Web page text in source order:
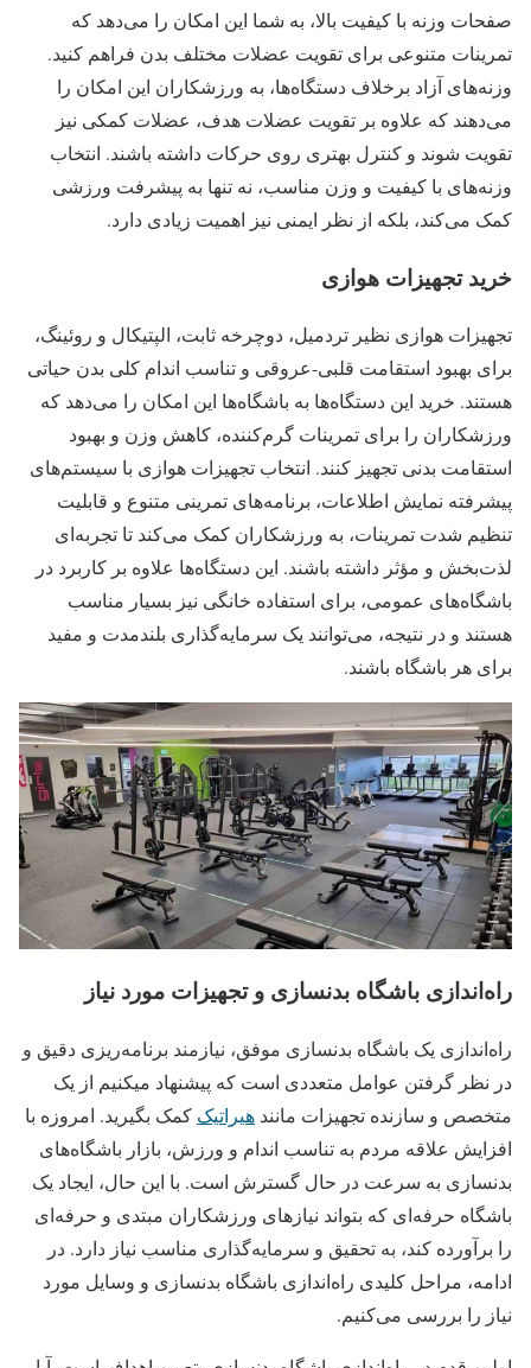
صفحات وزنه با کیفیت بالا، به شما این امکان را می‌دهد که
تمرینات متنوعی برای تقویت عضلات مختلف بدن فراهم کنید.
وزنه‌های آزاد برخلاف دستگاه‌ها، به ورزشکاران این امکان را
می‌دهند که علاوه بر تقویت عضلات هدف، عضلات کمکی نیز
تقویت شوند و کنترل بهتری روی حرکات داشته باشند. انتخاب
وزنه‌های با کیفیت و وزن مناسب، نه تنها به پیشرفت ورزشی
کمک می‌کند، بلکه از نظر ایمنی نیز اهمیت زیادی دارد.
خرید تجهیزات هوازی
تجهیزات هوازی نظیر تردمیل، دوچرخه ثابت، الپتیکال و روئینگ،
برای بهبود استقامت قلبی-عروقی و تناسب اندام کلی بدن حیاتی
هستند. خرید این دستگاه‌ها به باشگاه‌ها این امکان را می‌دهد که
ورزشکاران را برای تمرینات گرم‌کننده، کاهش وزن و بهبود
استقامت بدنی تجهیز کنند. انتخاب تجهیزات هوازی با سیستم‌های
پیشرفته نمایش اطلاعات، برنامه‌های تمرینی متنوع و قابلیت
تنظیم شدت تمرینات، به ورزشکاران کمک می‌کند تا تجربه‌ای
لذت‌بخش و مؤثر داشته باشند. این دستگاه‌ها علاوه بر کاربرد در
باشگاه‌های عمومی، برای استفاده خانگی نیز بسیار مناسب
هستند و در نتیجه، می‌توانند یک سرمایه‌گذاری بلندمدت و مفید
برای هر باشگاه باشند.
راه‌اندازی باشگاه بدنسازی و تجهیزات مورد نیاز
راه‌اندازی یک باشگاه بدنسازی موفق، نیازمند برنامه‌ریزی دقیق و
در نظر گرفتن عوامل متعددی است که پیشنهاد میکنیم از یک
متخصص و سازنده تجهیزات مانند هیراتیک کمک بگیرید. امروزه با
افزایش علاقه مردم به تناسب اندام و ورزش، بازار باشگاه‌های
بدنسازی به سرعت در حال گسترش است. با این حال، ایجاد یک
باشگاه حرفه‌ای که بتواند نیازهای ورزشکاران مبتدی و حرفه‌ای
را برآورده کند، به تحقیق و سرمایه‌گذاری مناسب نیاز دارد. در
ادامه، مراحل کلیدی راه‌اندازی باشگاه بدنسازی و وسایل مورد
نیاز را بررسی می‌کنیم.